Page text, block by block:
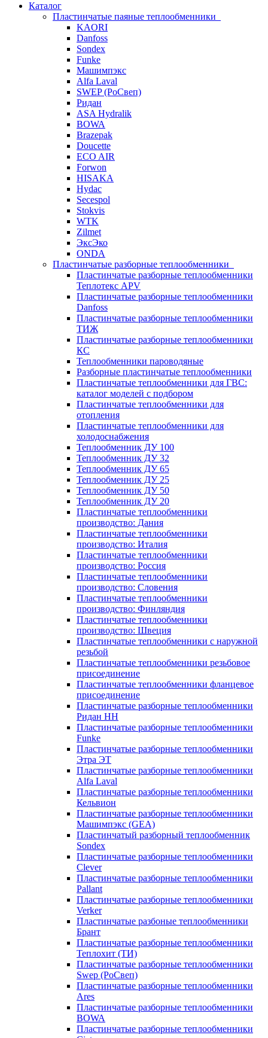
Каталог
Пластинчатые паяные теплообменники
KAORI
Danfoss
Sondex
Funke
Машимпэкс
Alfa Laval
SWEP (РоСвеп)
Ридан
ASA Hydralik
BOWA
Brazepak
Doucette
ECO AIR
Forwon
HISAKA
Hydac
Secespol
Stokvis
WTK
Zilmet
ЭксЭко
ONDA
Пластинчатые разборные теплообменники
Пластинчатые разборные теплообменники
Теплотекс APV
Пластинчатые разборные теплообменники
Danfoss
Пластинчатые разборные теплообменники
ТИЖ
Пластинчатые разборные теплообменники
КC
Теплообменники пароводяные
Разборные пластинчатые теплообменники
Пластинчатые теплообменники для ГВС:
каталог моделей с подбором
Пластинчатые теплообменники для
отопления
Пластинчатые теплообменники для
холодоснабжения
Теплообменник ДУ 100
Теплообменник ДУ 32
Теплообменник ДУ 65
Теплообменник ДУ 25
Теплообменник ДУ 50
Теплообменник ДУ 20
Пластинчатые теплообменники
производство: Дания
Пластинчатые теплообменники
производство: Италия
Пластинчатые теплообменники
производство: Россия
Пластинчатые теплообменники
производство: Словения
Пластинчатые теплообменники
производство: Финляндия
Пластинчатые теплообменники
производство: Швеция
Пластинчатые теплообменники с наружной
резьбой
Пластинчатые теплообменники резьбовое
присоединение
Пластинчатые теплообменники фланцевое
присоединение
Пластинчатые разборные теплообменники
Ридан НН
Пластинчатые разборные теплообменники
Funke
Пластинчатые разборные теплообменники
Этра ЭТ
Пластинчатые разборные теплообменники
Alfa Laval
Пластинчатые разборные теплообменники
Кельвион
Пластинчатые разборные теплообменники
Машимпэкс (GEA)
Пластинчатый разборный теплообменник
Sondex
Пластинчатые разборные теплообменники
Clever
Пластинчатые разборные теплообменники
Pallant
Пластинчатые разборные теплообменники
Verker
Пластинчатые разбоные теплообменники
Брант
Пластинчатые разборные теплообменники
Теплохит (ТИ)
Пластинчатые разборные теплообменники
Swep (РоСвеп)
Пластинчатые разборные теплообменники
Ares
Пластинчатые разборные теплообменники
BOWA
Пластинчатые разборные теплообменники